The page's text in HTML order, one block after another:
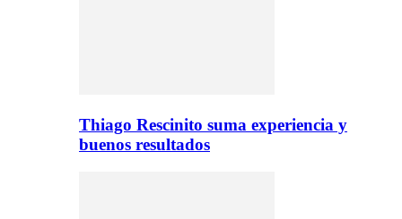
Thiago Rescinito suma experiencia y
buenos resultados